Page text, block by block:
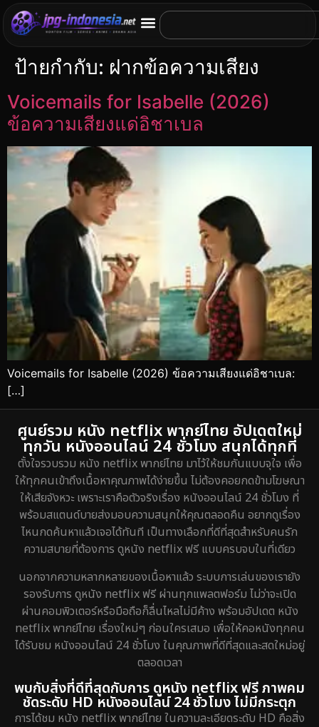
ป้ายกำกับ: ฝากข้อความเสียง
Voicemails for Isabelle (2026)
ข้อความเสียงแด่อิชาเบล
Voicemails for Isabelle (2026) ข้อความเสียงแด่อิชาเบล:
[…]
ศูนย์รวม หนัง netflix พากย์ไทย อัปเดตใหม่
ทุกวัน หนังออนไลน์ 24 ชั่วโมง สนุกได้ทุกที่
ตั้งใจรวบรวม หนัง netflix พากย์ไทย มาไว้ให้ชมกันแบบจุใจ เพื่อ
ให้ทุกคนเข้าถึงเนื้อหาคุณภาพได้ง่ายขึ้น ไม่ต้องคอยกดข้ามโฆษณา
ให้เสียจังหวะ เพราะเราคือตัวจริงเรื่อง หนังออนไลน์ 24 ชั่วโมง ที่
พร้อมสแตนด์บายส่งมอบความสนุกให้คุณตลอดคืน อยากดูเรื่อง
ไหนกดค้นหาแล้วเจอได้ทันที เป็นทางเลือกที่ดีที่สุดสำหรับคนรัก
ความสบายที่ต้องการ ดูหนัง netflix ฟรี แบบครบจบในที่เดียว
นอกจากความหลากหลายของเนื้อหาแล้ว ระบบการเล่นของเรายัง
รองรับการ ดูหนัง netflix ฟรี ผ่านทุกแพลตฟอร์ม ไม่ว่าจะเปิด
ผ่านคอมพิวเตอร์หรือมือถือก็ลื่นไหลไม่มีค้าง พร้อมอัปเดต หนัง
netflix พากย์ไทย เรื่องใหม่ๆ ก่อนใครเสมอ เพื่อให้คอหนังทุกคน
ได้รับชม หนังออนไลน์ 24 ชั่วโมง ในคุณภาพที่ดีที่สุดและสดใหม่อยู่
ตลอดเวลา
พบกับสิ่งที่ดีที่สุดกับการ ดูหนัง netflix ฟรี ภาพคม
ชัดระดับ HD หนังออนไลน์ 24 ชั่วโมง ไม่มีกระตุก
การได้ชม หนัง netflix พากย์ไทย ในความละเอียดระดับ HD คือสิ่ง